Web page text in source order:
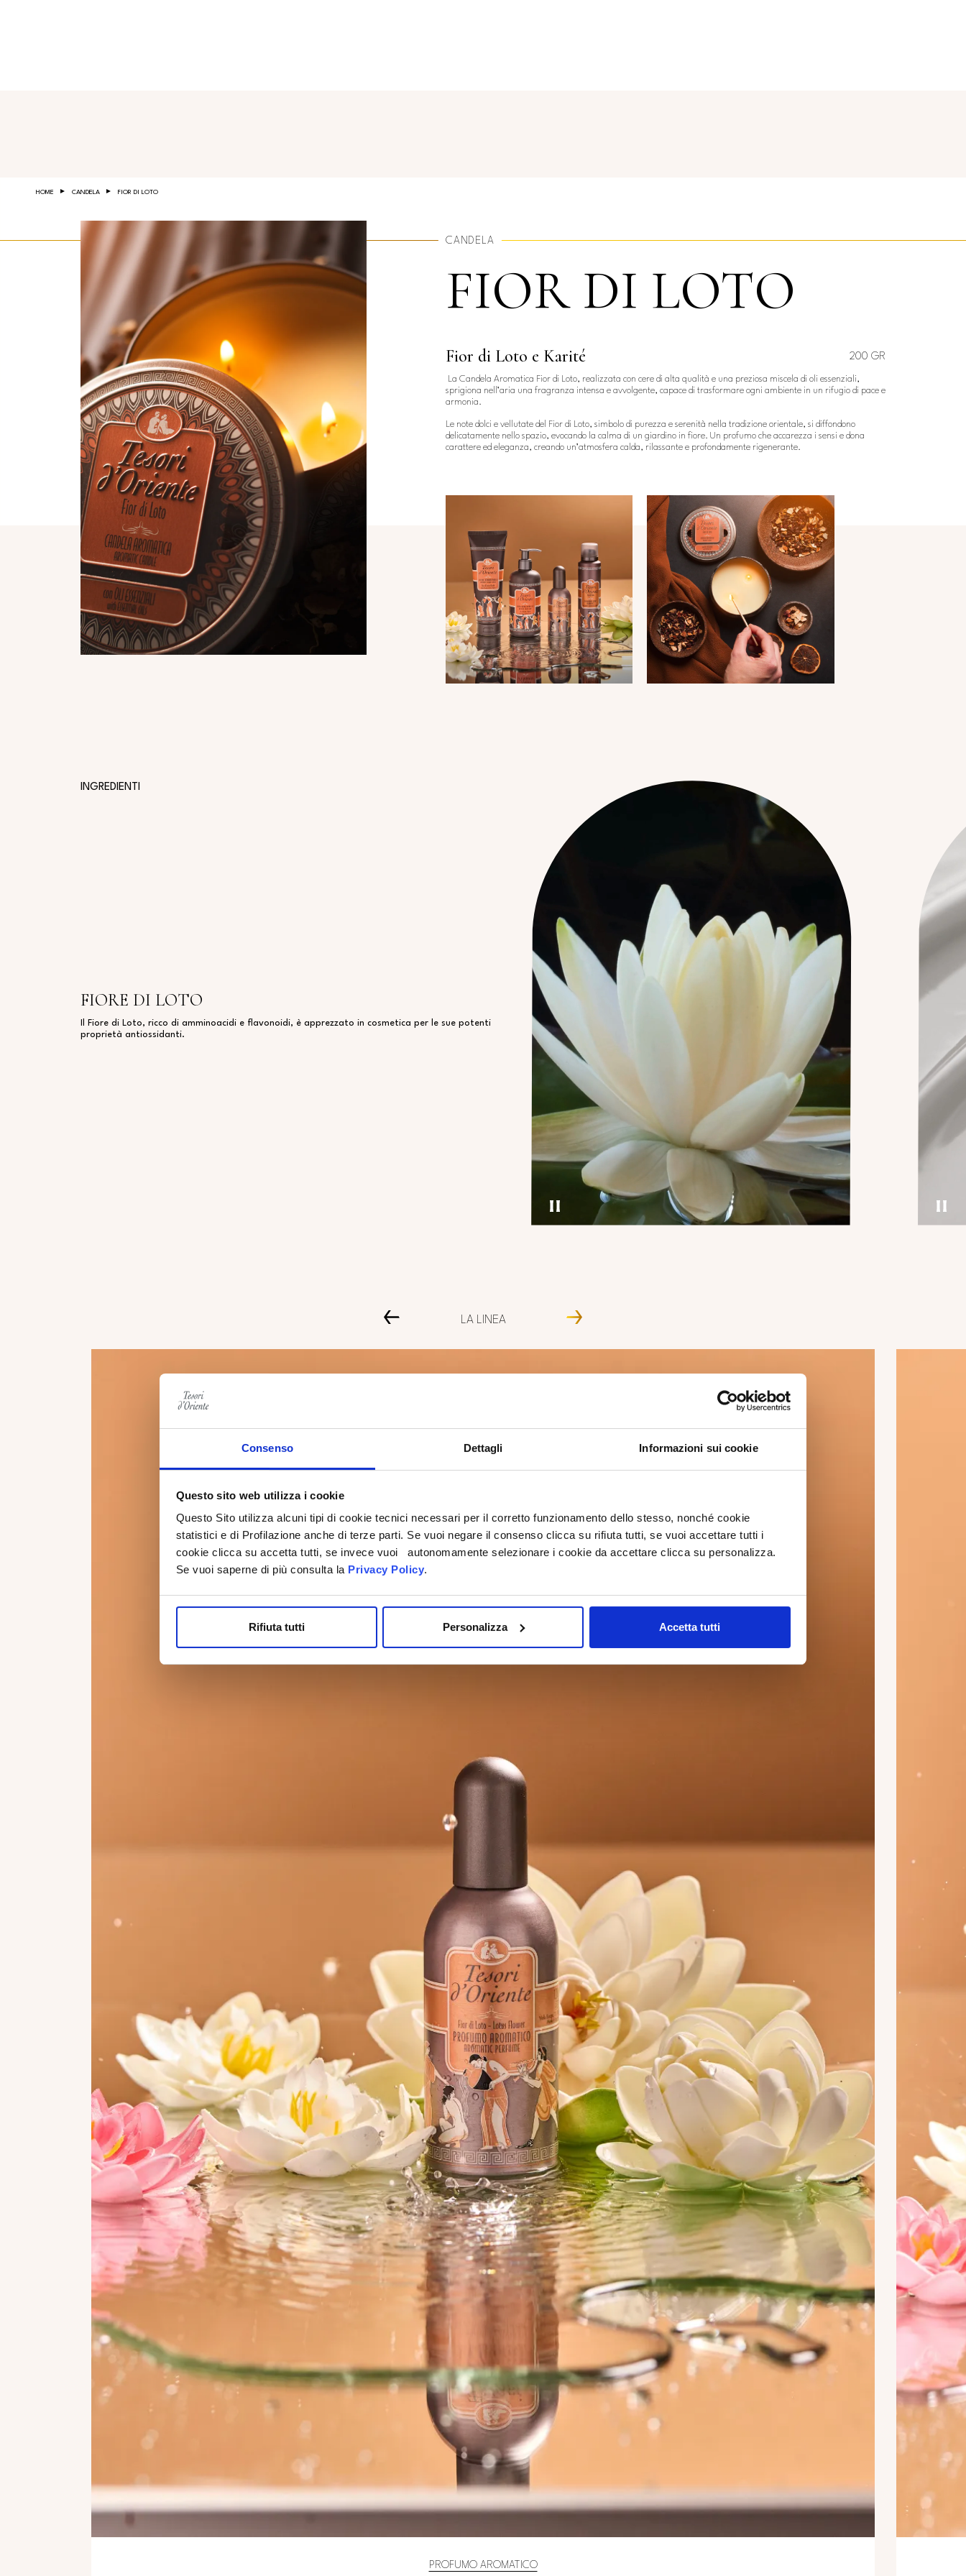
Consenso Dettagli Informazioni sui cookie
Questo sito web utilizza i cookie
Questo Sito utilizza alcuni tipi di cookie tecnici necessari per il corretto funzionamento dello stesso, nonché cookie
statistici e di Profilazione anche di terze parti. Se vuoi negare il consenso clicca su rifiuta tutti, se vuoi accettare tutti i
cookie clicca su accetta tutti, se invece vuoi autonomamente selezionare i cookie da accettare clicca su personalizza.
Se vuoi saperne di più consulta la Privacy Policy.
Rifiuta tutti Personalizza Accetta tutti
HOME CANDELA FIOR DI LOTO
CANDELA
FIOR DI LOTO
Fior di Loto e Karité 200 GR
La Candela Aromatica Fior di Loto, realizzata con cere di alta qualità e una preziosa miscela di oli essenziali,
sprigiona nell’aria una fragranza intensa e avvolgente, capace di trasformare ogni ambiente in un rifugio di pace e
armonia.
Le note dolci e vellutate del Fior di Loto, simbolo di purezza e serenità nella tradizione orientale, si diffondono
delicatamente nello spazio, evocando la calma di un giardino in fiore. Un profumo che accarezza i sensi e dona
carattere ed eleganza, creando un’atmosfera calda, rilassante e profondamente rigenerante.
INGREDIENTI
FIORE DI LOTO
Il Fiore di Loto, ricco di amminoacidi e flavonoidi, è apprezzato in cosmetica per le sue potenti
proprietà antiossidanti.
LA LINEA
PROFUMO AROMATICO